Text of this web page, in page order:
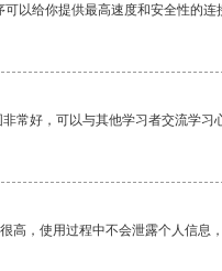
以给你提供最高速度和安全性的连
常好，可以与其他学习者交流学习
高，使用过程中不会泄露个人信息